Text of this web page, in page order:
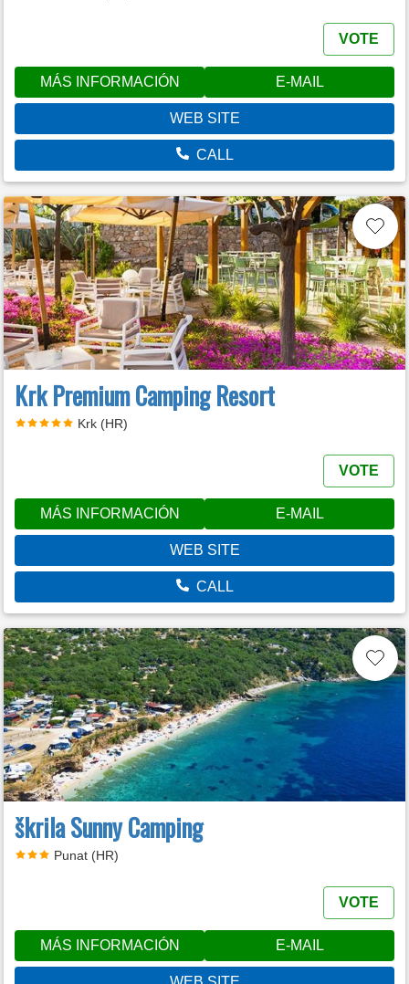
VOTE
MÁS INFORMACIÓN E-MAIL
WEB SITE
CALL
Krk Premium Camping Resort
Krk (HR)
VOTE
MÁS INFORMACIÓN E-MAIL
WEB SITE
CALL
škrila Sunny Camping
Punat (HR)
VOTE
MÁS INFORMACIÓN E-MAIL